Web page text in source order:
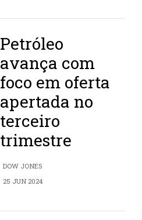
Petróleo
avança com
foco em oferta
apertada no
terceiro
trimestre
DOW JONES
25 JUN 2024